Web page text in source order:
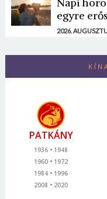
Napi
egyre
2026.
PATKÁNY
1936
1948
1960
1972
1984
1996
2008
2020